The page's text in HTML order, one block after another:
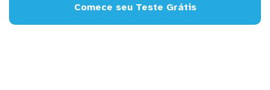
Comece seu Teste Grátis